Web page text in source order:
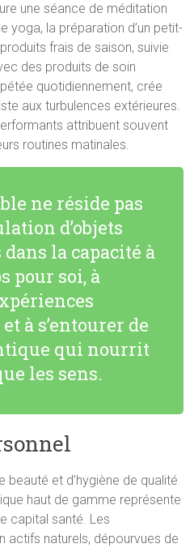
une séance de méditation
yoga, la préparation d’un petit-
frais de saison, suivie
des produits de soin
quotidiennement, crée
aux turbulences extérieures.
attribuent souvent
routines matinales.
ne réside pas
d’objets
la capacité à
pour soi, à
à s’entourer de
qui nourrit
les sens.
beauté et d’hygiène de qualité
haut de gamme représente
capital santé. Les
actifs naturels, dépourvues de